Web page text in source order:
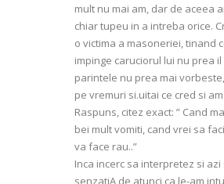
mult nu mai am, dar de aceea
chiar tupeu in a intreba orice.
o victima a masoneriei, tinand
impinge caruciorul lui nu prea
parintele nu prea mai
pe vremuri si.uitai ce cred si
Raspuns, citez exact: ” Cand
bei mult vomiti, cand vrei sa
va face rau..”
Inca incerc sa interpretez si
senzatiA de atunci ca le-am